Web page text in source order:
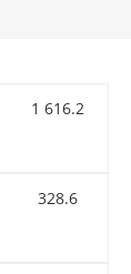
1 616.2
328.6